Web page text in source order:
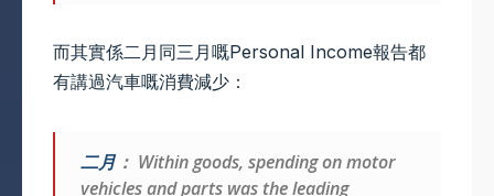
而其實係二月同三月嘅Personal Income報告都
有講過汽車嘅消費減少：
二月： Within goods, spending on motor
vehicles and parts was the leading